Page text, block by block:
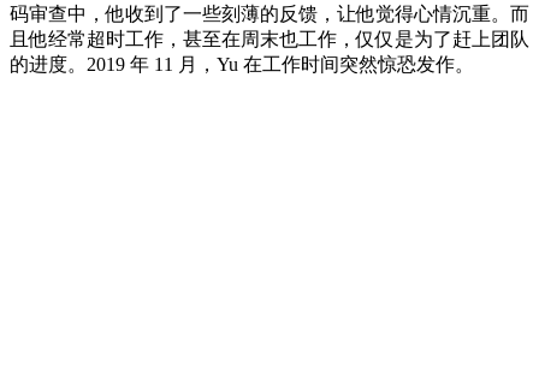
码审查中，他收到了一些刻薄的反馈，让他觉得心情沉重。而
且他经常超时工作，甚至在周末也工作，仅仅是为了赶上团队
的进度。2019 年 11 月，Yu 在工作时间突然惊恐发作。